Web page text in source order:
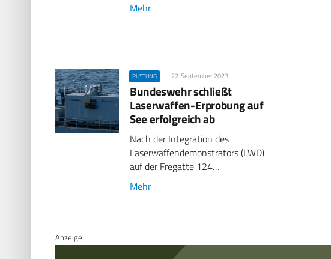
Mehr
RÜSTUNG 22. September 2023
Bundeswehr schließt
Laserwaffen-Erprobung auf
See erfolgreich ab
Nach der Integration des
Laserwaffendemonstrators (LWD)
auf der Fregatte 124…
Mehr
Anzeige